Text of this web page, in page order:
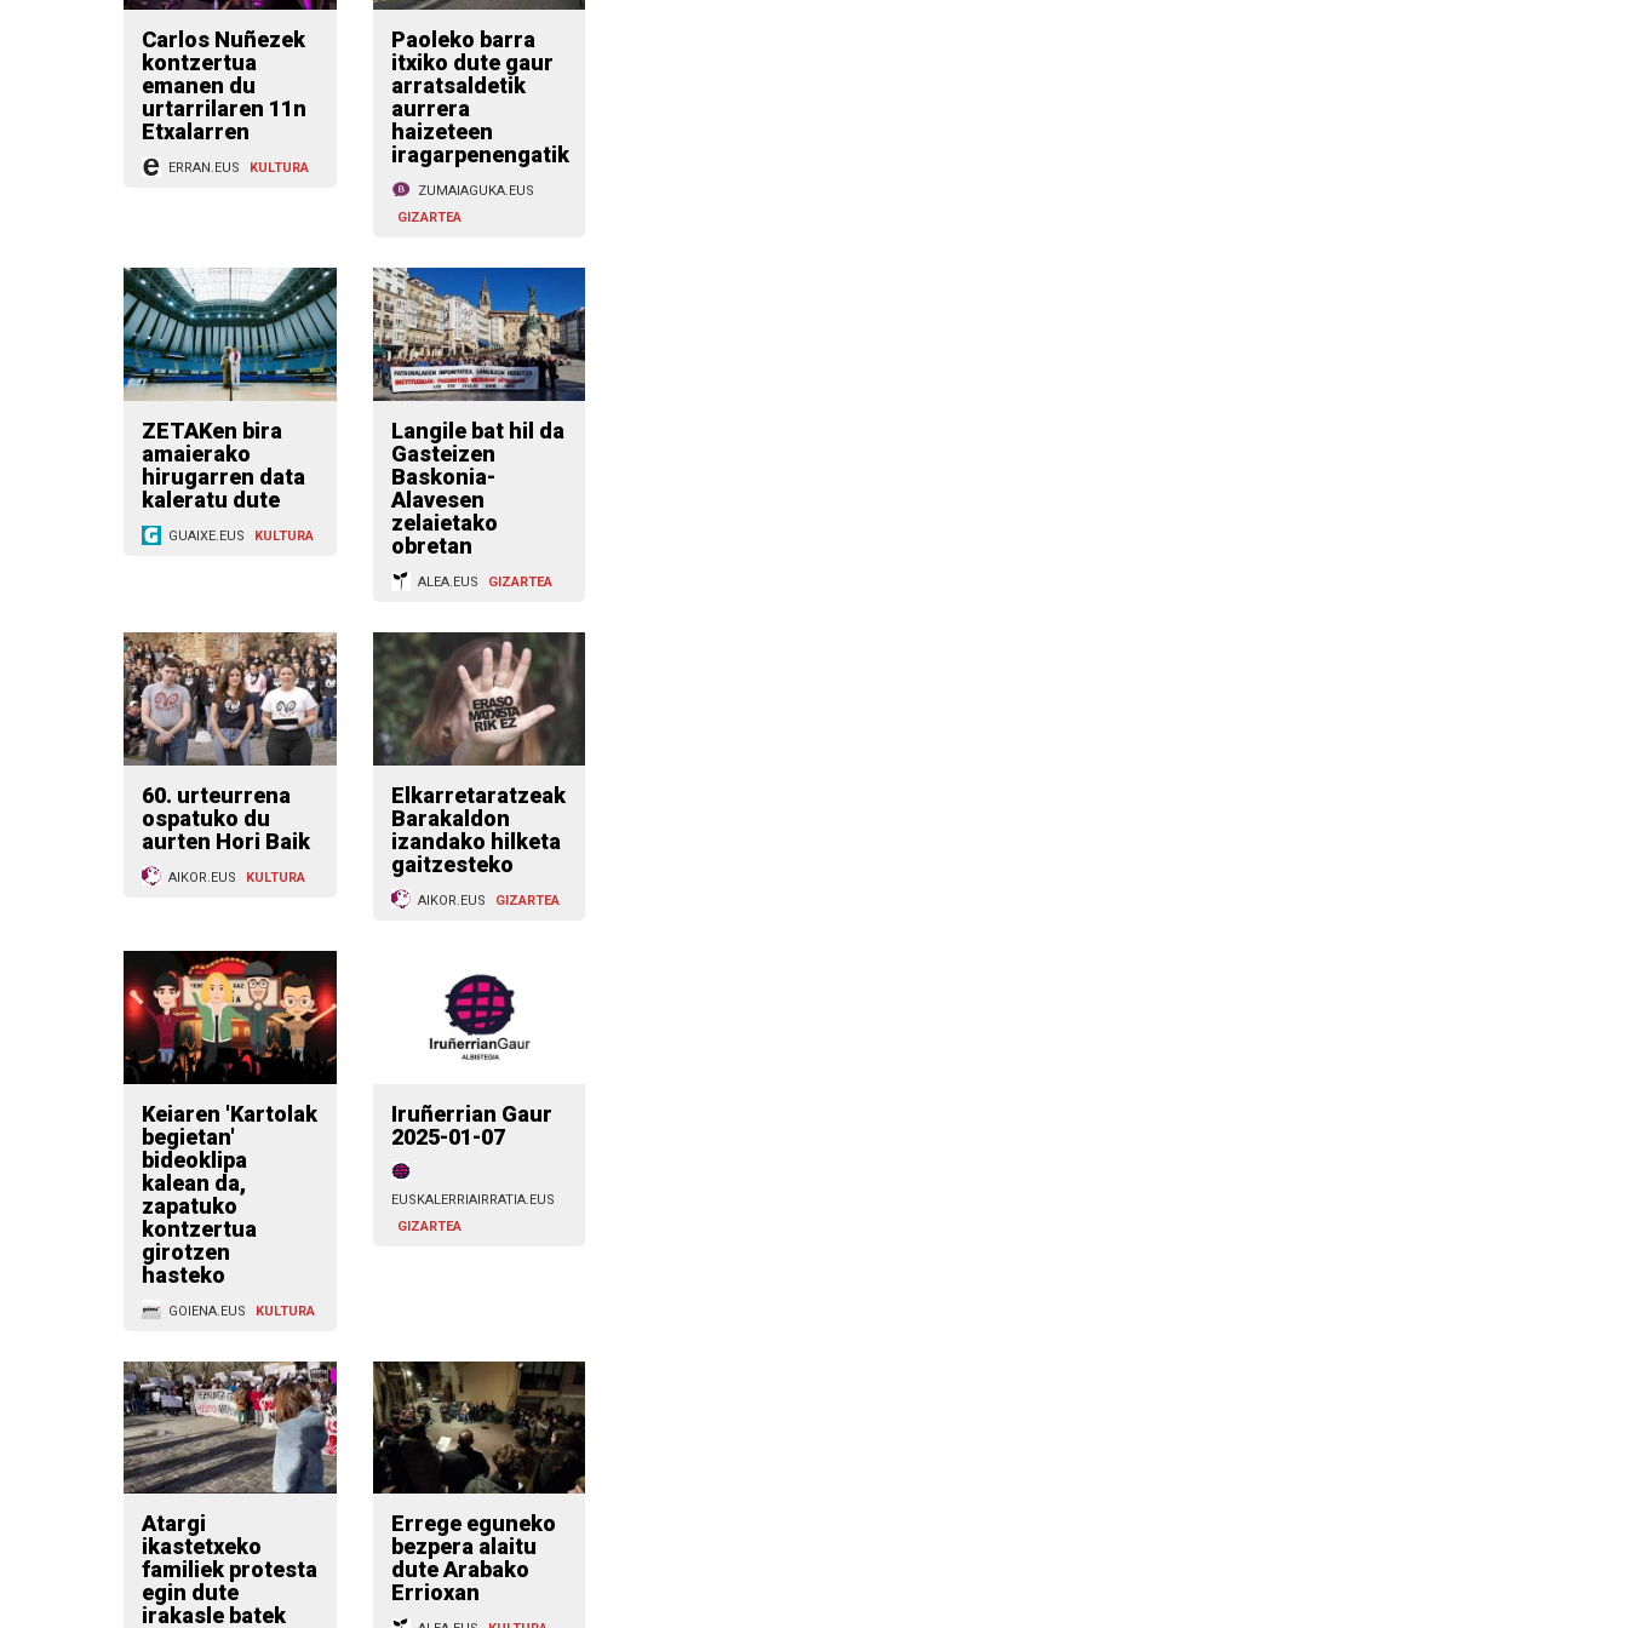
Carlos Nuñezek
kontzertua
emanen du
urtarrilaren 11n
Etxalarren
ERRAN.EUS KULTURA
Paoleko barra
itxiko dute gaur
arratsaldetik
aurrera
haizeteen
iragarpenengatik
ZUMAIAGUKA.EUS
GIZARTEA
ZETAKen bira
amaierako
hirugarren data
kaleratu dute
GUAIXE.EUS KULTURA
Langile bat hil da
Gasteizen
Baskonia-
Alavesen
zelaietako
obretan
ALEA.EUS GIZARTEA
60. urteurrena
ospatuko du
aurten Hori Baik
AIKOR.EUS KULTURA
Elkarretaratzeak
Barakaldon
izandako hilketa
gaitzesteko
AIKOR.EUS GIZARTEA
Keiaren 'Kartolak
begietan'
bideoklipa
kalean da,
zapatuko
kontzertua
girotzen
hasteko
GOIENA.EUS KULTURA
Iruñerrian Gaur
2025-01-07
EUSKALERRIAIRRATIA.EUS
GIZARTEA
Atargi
ikastetxeko
familiek protesta
egin dute
irakasle batek
Errege eguneko
bezpera alaitu
dute Arabako
Errioxan